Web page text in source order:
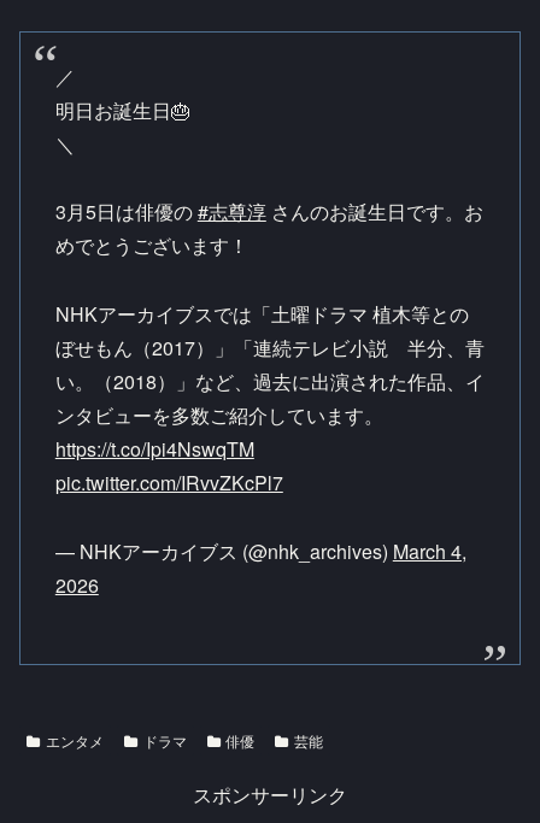
／
明日お誕生日🎂
＼
3月5日は俳優の#志尊淳さんのお誕生日です。お
めでとうございます！
NHKアーカイブスでは「土曜ドラマ 植木等との
ぼせもん（2017）」「連続テレビ小説 半分、青
い。（2018）」など、過去に出演された作品、イ
ンタビューを多数ご紹介しています。
https://t.co/Ipi4NswqTM
pic.twitter.com/IRvvZKcPl7
— NHKアーカイブス (@nhk_archives) March 4,
2026
エンタメ ドラマ 俳優 芸能
スポンサーリンク